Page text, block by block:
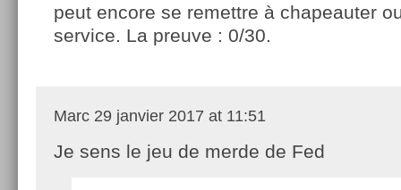
peut encore se remettre à chapeauter
service. La preuve : 0/30.
Marc 29 janvier 2017 at 11:51
Je sens le jeu de merde de Fed